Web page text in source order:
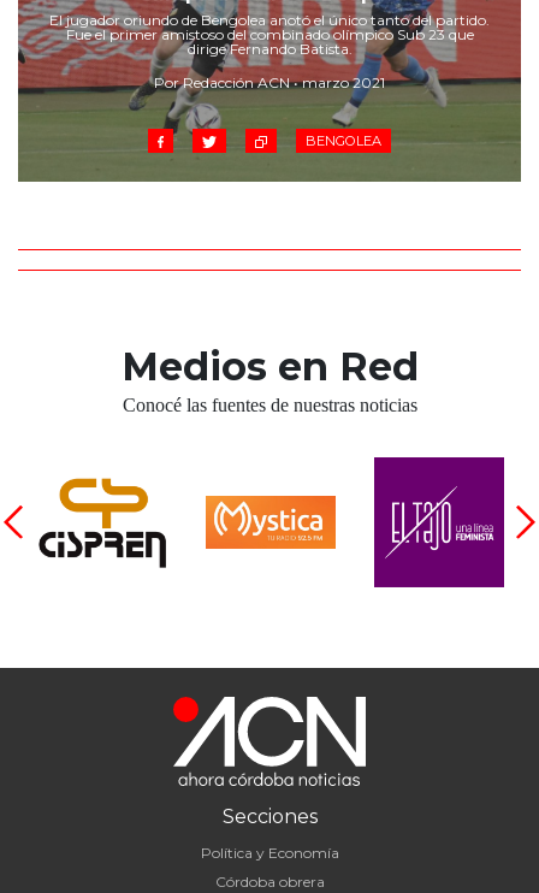
El jugador oriundo de Bengolea anotó el único tanto del partido.
Fue el primer amistoso del combinado olímpico Sub 23 que
dirige Fernando Batista.
Por Redacción ACN • marzo 2021
BENGOLEA
Medios en Red
Conocé las fuentes de nuestras noticias
Secciones
Política y Economía
Córdoba obrera